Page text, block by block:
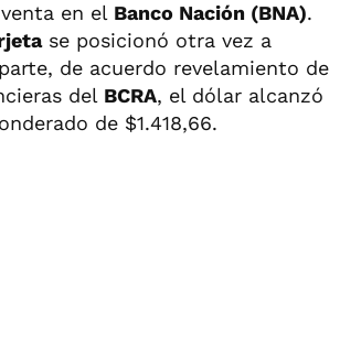
en el Banco Nación (BNA).
se posicionó otra vez a
de acuerdo revelamiento de
del BCRA, el dólar alcanzó
de $1.418,66.